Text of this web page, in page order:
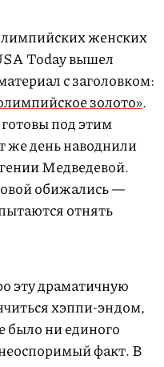
женских
Today вышел
с заголовком:
золото».
под этим
же день наводнили
Медведевой.
обижались —
отнять
эту драматичную
хэппи-эндом,
было ни единого
факт. В